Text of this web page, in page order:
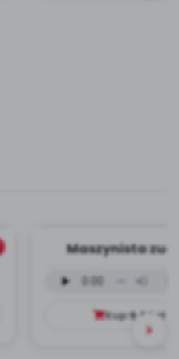
Maszynista
mp3)
Kup9.99 zł